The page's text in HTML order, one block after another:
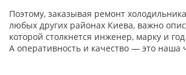
Поэтому, заказывая ремонт
любых других районах Киева, важно
которой столкнется инженер, марку и
А оперативность и качество — это наша